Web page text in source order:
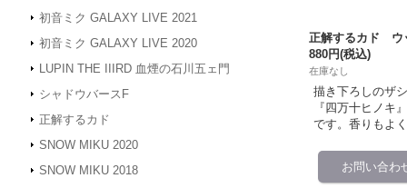
初音ミク GALAXY LIVE 2021
初音ミク GALAXY LIVE 2020
LUPIN THE IIIRD 血煙の石川五ェ門
シャドウバースF
正解するカド
SNOW MIKU 2020
SNOW MIKU 2018
正解するカド ウ
880円(税込)
在庫なし
描き下ろしのザ
『四万十ヒノキ
です。香りもよ